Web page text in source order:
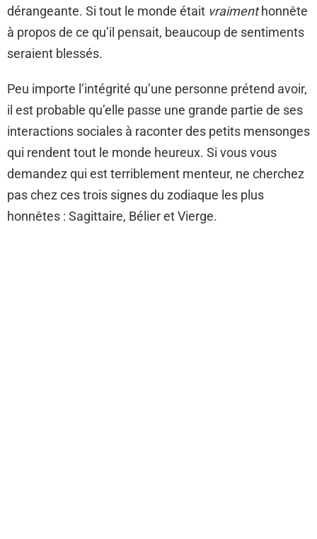
dérangeante. Si tout le monde était vraimenthonnête
à propos de ce qu’il pensait, beaucoup de sentiments
seraient blessés.
Peu importe l’intégrité qu’une personne prétend avoir,
il est probable qu’elle passe une grande partie de ses
interactions sociales à raconter des petits mensonges
qui rendent tout le monde heureux. Si vous vous
demandez qui est terriblement menteur, ne cherchez
pas chez ces trois signes du zodiaque les plus
honnêtes : Sagittaire, Bélier et Vierge.